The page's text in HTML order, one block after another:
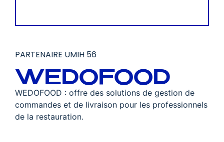
PARTENAIRE UMIH 56
WEDOFOOD
WEDOFOOD : offre des solutions de gestion de
commandes et de livraison pour les professionnels
de la restauration.